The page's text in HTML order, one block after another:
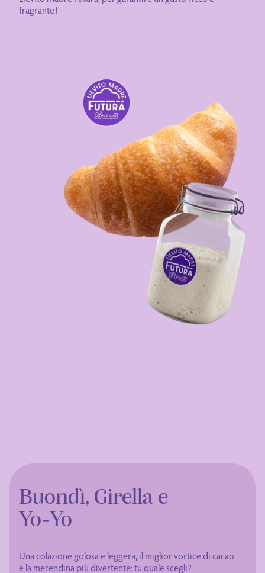
fragrante!
Buondì, Girella e
Yo-Yo
Una colazione golosa e leggera, il miglior vortice di cacao
e la merendina più divertente: tu quale scegli?